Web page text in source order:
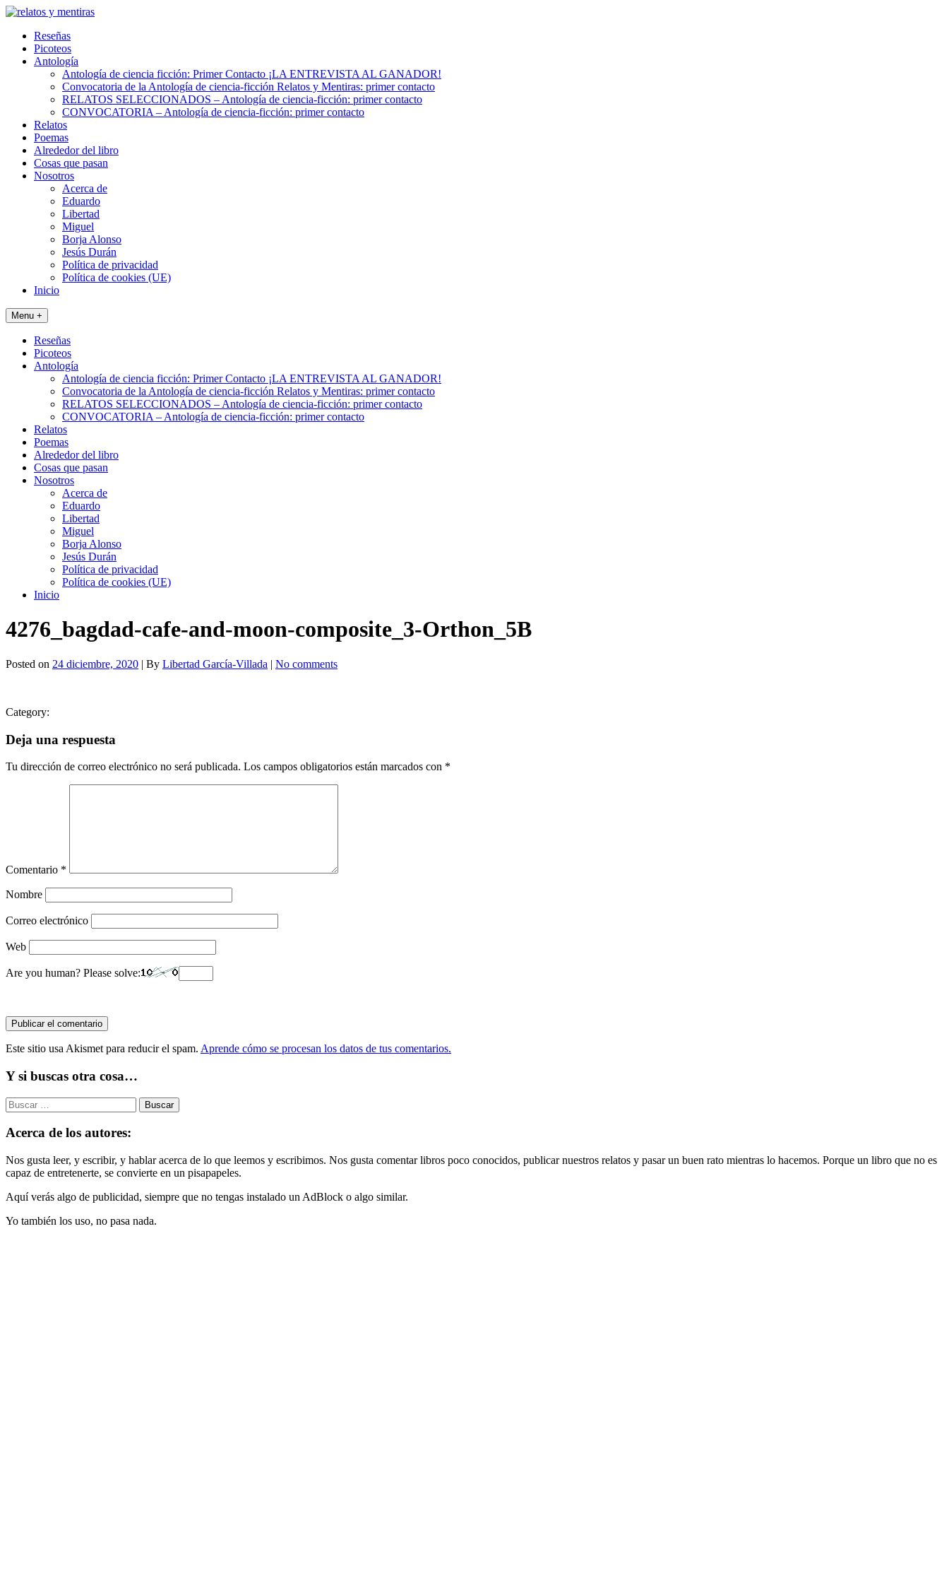
Skip
contentReseñas
Picoteos
Antología
Antología de ciencia ficción: Primer Contacto ¡LA ENTREVISTA AL GANADOR!
Convocatoria de la Antología de ciencia-ficción Relatos y Mentiras: primer contacto
RELATOS SELECCIONADOS – Antología de ciencia-ficción: primer contacto
CONVOCATORIA – Antología de ciencia-ficción: primer contacto
Relatos
Poemas
Alrededor del libro
Cosas que pasan
Nosotros
Acerca de
Eduardo
Libertad
Miguel
Borja Alonso
Jesús Durán
Política de privacidad
Política de cookies (UE)
Inicio
Menu +
Reseñas
Picoteos
Antología
Antología de ciencia ficción: Primer Contacto ¡LA ENTREVISTA AL GANADOR!
Convocatoria de la Antología de ciencia-ficción Relatos y Mentiras: primer contacto
RELATOS SELECCIONADOS – Antología de ciencia-ficción: primer contacto
CONVOCATORIA – Antología de ciencia-ficción: primer contacto
Relatos
Poemas
Alrededor del libro
Cosas que pasan
Nosotros
Acerca de
Eduardo
Libertad
Miguel
Borja Alonso
Jesús Durán
Política de privacidad
Política de cookies (UE)
Inicio
4276_bagdad-cafe-and-moon-composite_3-Orthon_5B
Posted on 24 diciembre, 2020 | By Libertad García-Villada | No comments
Category:
Deja una respuesta
Tu dirección de correo electrónico no será publicada. Los campos obligatorios están marcados con *
Comentario *
Nombre
Correo electrónico
Web
Are you human? Please solve:
Este sitio usa Akismet para reducir el spam. Aprende cómo se procesan los datos de tus comentarios.
Y si buscas otra cosa…
Buscar:
Acerca de los autores:
Nos gusta leer, y escribir, y hablar acerca de lo que leemos y escribimos. Nos gusta comentar libros poco conocidos, publicar nuestros relatos y pasar un buen rato mientras lo hacemos. Porque un libro que no es
capaz de entretenerte, se convierte en un pisapapeles.
Aquí verás algo de publicidad, siempre que no tengas instalado un AdBlock o algo similar.
Yo también los uso, no pasa nada.